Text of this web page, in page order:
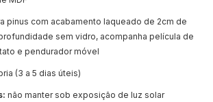
pinus com acabamento laqueado de 2cm de
sem vidro, acompanha película de
e pendurador móvel
(3 a 5 dias úteis)
não manter sob exposição de luz solar